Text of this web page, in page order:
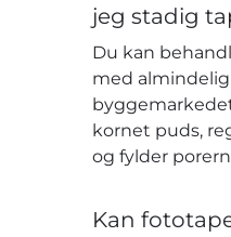
jeg stadig
Du kan
med
kornet puds,
og fylder
Kan